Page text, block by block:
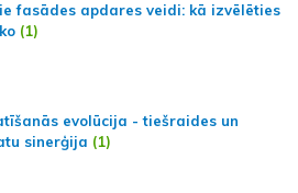
fasādes apdares veidi: kā izvēlēties
(1)
evolūcija - tiešraides un
sinerģija (1)